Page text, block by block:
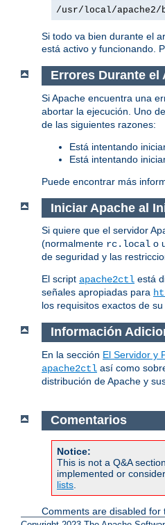
/usr/local/apache2/
Si todo va bien durante el
está activo y funcionando.
Errores Durante el
Si Apache encuentra una
abortar la ejecución. Uno
de las siguientes razones:
Está intentando
Está intentando
Puede encontrar más
Iniciar Apache al
Si quiere que el servidor
(normalmente rc.local o
de seguridad y las
El script apache2ctl está
señales apropiadas para
los requisitos exactos de
Información
En la sección El Servidor y
apache2ctl así como
distribución de Apache y
Comentarios
Notice:
This is not a Q&A
implemented or
lists
Comments are disabled for